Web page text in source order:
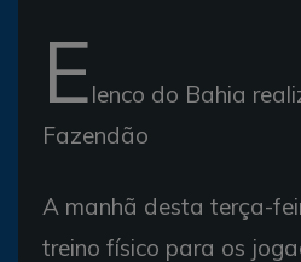
Elenco do Bahia
Fazendão
A manhã desta terça-
treino físico para os